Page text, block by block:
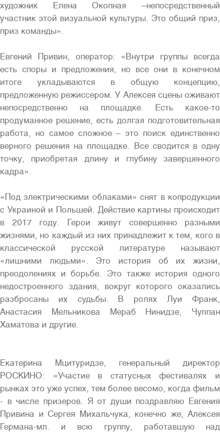
художник Елена Окопная –непосредственный
участник этой визуальной культуры. Это общий приз,
приз команды».
Евгений Привин, оператор: «Внутри группы всегда
есть споры и предложения, но все они в конечном
итоге укладываются в общую концепцию,
предложенную режиссером. У Алексея сцены оживают
непосредственно на площадке. Есть какое-то
продуманное решение, есть долгая подготовительная
работа, но самое сложное – это поиск единственно
верного решения на площадке. Все сводится в одну
точку, приобретая длину и глубину завершенного
кадра».
«Под электрическими облаками» снят в копродукции
с Украиной и Польшей. Действие картины происходит
в 2017 году. Герои живут совершенно разными
жизнями, но каждый из них принадлежит к тем, кого в
классической русской литературе называют
«лишними людьми». Это история об их жизни,
преодолениях и борьбе. Это также история одного
недостроенного здания, вокруг которого оказались
разбросаны их судьбы. В ролях Луи Франк,
Анастасия Мельникова Мераб Нинидзе, Чулпан
Хаматова и другие.
Екатерина Мцитуридзе, генеральный директор
РОСКИНО: «Участие в статусных фестивалях и
рынках это уже успех, тем более весомо, когда фильм
- в числе призеров. Я от души поздравляю Евгения
Привина и Сергея Михальчука, конечно же, Алексея
Германа-мл. и всю группу, работавшую над